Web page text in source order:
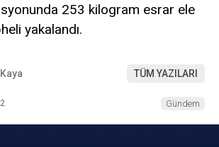
253 kilogram esrar ele
yakalandı.
TÜM YAZILARI
Gündem